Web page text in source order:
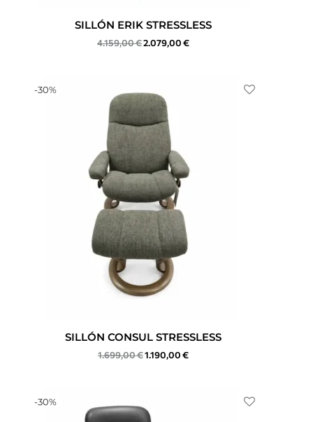
SILLÓN ERIK STRESSLESS
4.159,00€2.079,00€
-30%
SILLÓN CONSUL STRESSLESS
1.699,00€1.190,00€
-30%